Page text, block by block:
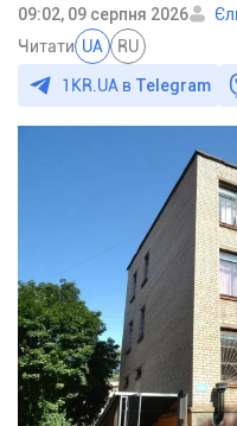
09:02, 09 серпня 2026
Читати UA RU
1KR.UA в Telegram